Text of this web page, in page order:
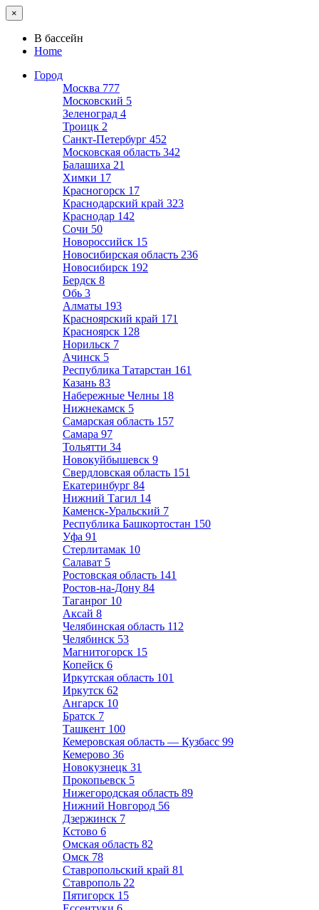
×
В бассейн
Home
Город
Москва 777
Московский 5
Зеленоград 4
Троицк 2
Санкт-Петербург 452
Московская область 342
Балашиха 21
Химки 17
Красногорск 17
Краснодарский край 323
Краснодар 142
Сочи 50
Новороссийск 15
Новосибирская область 236
Новосибирск 192
Бердск 8
Обь 3
Алматы 193
Красноярский край 171
Красноярск 128
Норильск 7
Ачинск 5
Республика Татарстан 161
Казань 83
Набережные Челны 18
Нижнекамск 5
Самарская область 157
Самара 97
Тольятти 34
Новокуйбышевск 9
Свердловская область 151
Екатеринбург 84
Нижний Тагил 14
Каменск-Уральский 7
Республика Башкортостан 150
Уфа 91
Стерлитамак 10
Салават 5
Ростовская область 141
Ростов-на-Дону 84
Таганрог 10
Аксай 8
Челябинская область 112
Челябинск 53
Магнитогорск 15
Копейск 6
Иркутская область 101
Иркутск 62
Ангарск 10
Братск 7
Ташкент 100
Кемеровская область — Кузбасс 99
Кемерово 36
Новокузнецк 31
Прокопьевск 5
Нижегородская область 89
Нижний Новгород 56
Дзержинск 7
Кстово 6
Омская область 82
Омск 78
Ставропольский край 81
Ставрополь 22
Пятигорск 15